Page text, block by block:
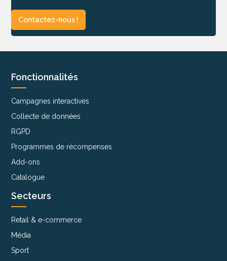
Contactez-nous !
Fonctionnalités
Campagnes interactives
Collecte de données
RGPD
Programmes de récompenses
Add-ons
Catalogue
Secteurs
Retail & e-commerce
Média
Sport